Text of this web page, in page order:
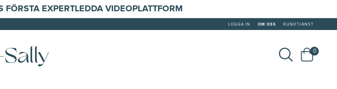
EXPERTLEDDA VIDEOPLATTFORM
LOGGA IN OM OSS KUNDTJÄNST
0